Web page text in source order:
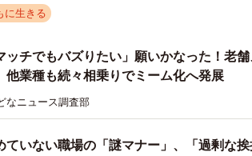
もお楽しみいただけます。新潟出身の私
の中心部である万代島に位置する宿泊施
大規模な複合ビルです。「31階には『
に生きる
ッチでもバズりたい」願いかなった！老
業種も続々相乗りでミーム化へ発展
なニュース調査部
ていない職場の「謎マナー」、「過剰な